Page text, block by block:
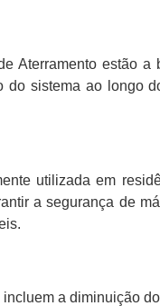
Aterramento estão
do sistema ao longo
utilizada em
a segurança de
a diminuição